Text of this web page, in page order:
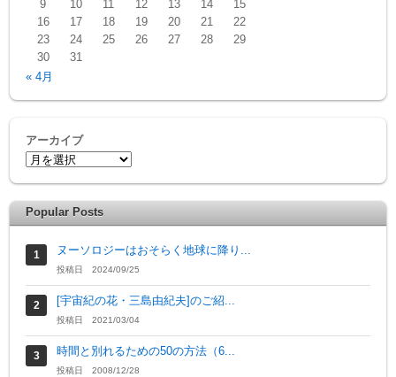
9 10 11 12 13 14
15
16
17 18 19 20 21
22
23
24 25 26 27 28
29
30
31
« 4月
アーカイブ
Popular Posts
ヌーソロジーはおそらく地球に降り...
投稿日 2024/09/25
[宇宙紀の花・三島由紀夫]のご紹...
投稿日 2021/03/04
時間と別れるための50の方法（6...
投稿日 2008/12/28